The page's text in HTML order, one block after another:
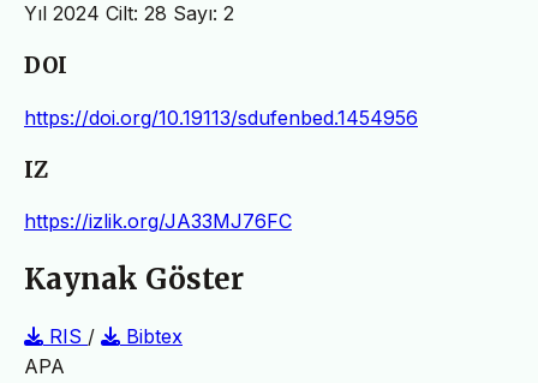
Yıl 2024 Cilt: 28 Sayı: 2
DOI
https://doi.org/10.19113/sdufenbed.1454956
IZ
https://izlik.org/JA33MJ76FC
Kaynak Göster
RIS /
Bibtex
APA